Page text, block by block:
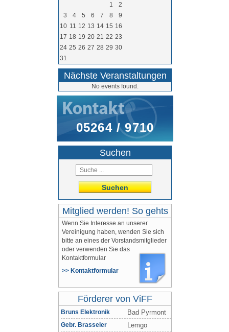
1
2
3
4 5 6 7 8
9
10 11 12 13 14 15 16
17 18 19 20 21 22 23
24 25 26 27 28 29 30
31
Nächste Veranstaltungen
No events found.
05264 / 9710
Suchen
Suchen
Mitglied werden! So gehts
Wenn Sie Interesse an unserer
Vereinigung haben, wenden Sie sich
bitte an eines der Vorstandsmitglieder
oder verwenden Sie das
Kontaktformular
>> Kontaktformular
Förderer von ViFF
Bruns Elektronik Bad Pyrmont
Gebr. Brasseler Lemgo